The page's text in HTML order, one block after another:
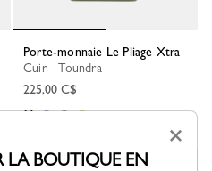
Porte-monnaie Le Pliage Xtra
Cuir - Toundra
225,00 C$
+ 3
×
LA BOUTIQUE EN